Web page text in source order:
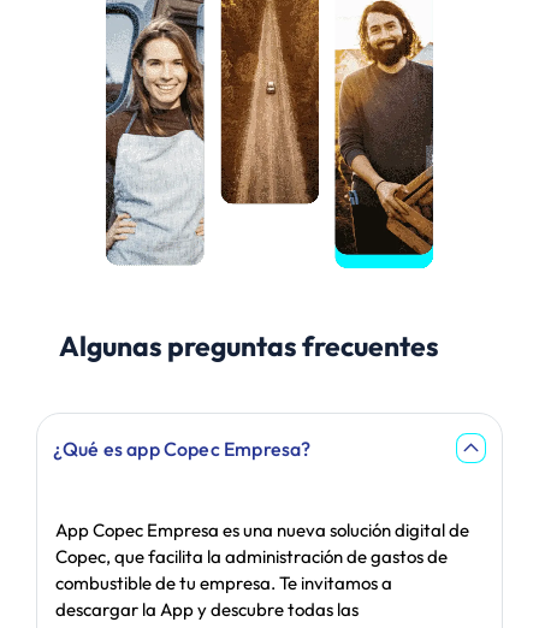
Algunas preguntas frecuentes
¿Qué es app Copec Empresa?
App Copec Empresa es una nueva solución digital de
Copec, que facilita la administración de gastos de
combustible de tu empresa. Te invitamos a
descargar la App y descubre todas las